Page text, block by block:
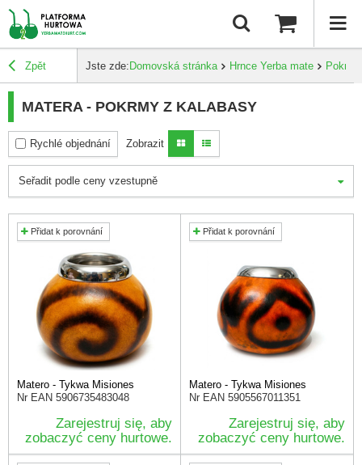
Zpět Jste zde: Domovská stránka Hrnce Yerba mate
MATERA - POKRMY Z KALABASY
Rychlé objednání Zobrazit
Seřadit podle ceny vzestupně
Přidat k porovnání
Matero - Tykwa Misiones
Nr EAN 5906735483048
Zarejestruj się, aby
zobaczyć ceny hurtowe.
Přidat k porovnání
Matero - Tykwa Misiones
Nr EAN 5905567011351
Zarejestruj się, aby
zobaczyć ceny hurtowe.